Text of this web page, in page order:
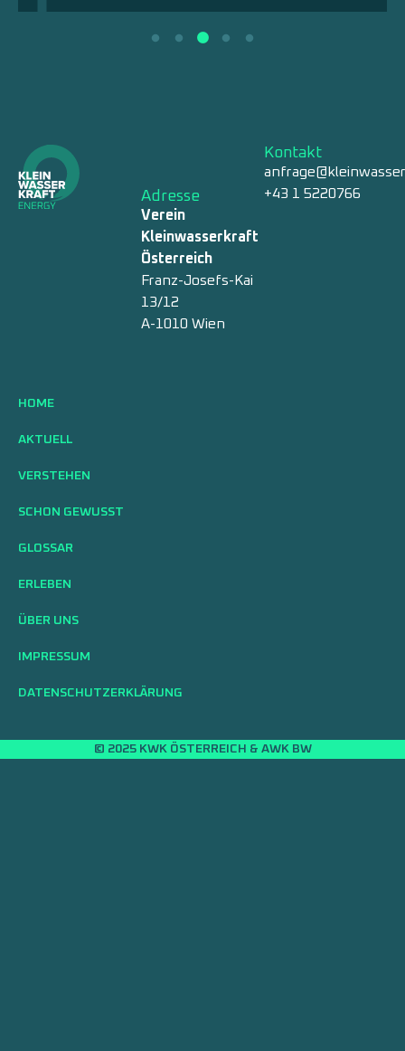
Adresse
Verein
Kleinwasserkraft
Österreich
Franz-Josefs-Kai
13/12
A-1010 Wien
Kontakt
+43 1 5220766
HOME
AKTUELL
VERSTEHEN
SCHON GEWUSST
GLOSSAR
ERLEBEN
ÜBER UNS
IMPRESSUM
DATENSCHUTZERKLÄRUNG
© 2025 KWK ÖSTERREICH & AWK BW